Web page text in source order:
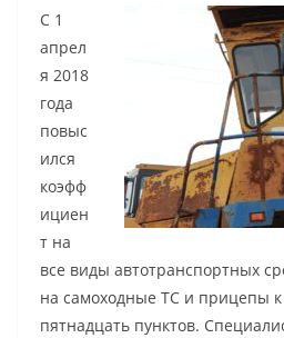
С 1
апрел
я 2018
года
повыс
ился
коэфф
ициен
т на
все виды автотранспортных
на самоходные ТС и прицепы
пятнадцать пунктов.